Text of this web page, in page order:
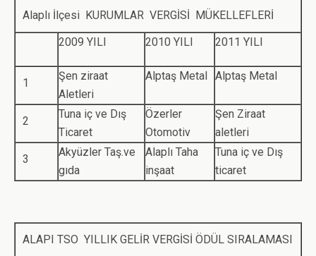
Alaplı İlçesi KURUMLAR VERGİSİ MÜKELLEFLERİ
2009 YILI
2010 YILI 2011 YILI
1
Şen ziraat
Aletleri
Alptaş Metal Alptaş Metal
2
Tuna iç ve Dış
Ticaret
Özerler
Otomotiv
Şen Ziraat
aletleri
3
Akyüzler Taş.ve
gıda
Alaplı Taha
inşaat
Tuna iç ve Dış
ticaret
ALAPI TSO YILLIK GELİR VERGİSİ ÖDÜL SIRALAMASI